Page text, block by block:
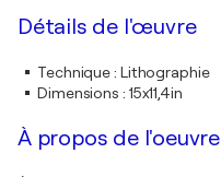
Détails de l'œuvre
Technique: Lithographie
Dimensions : 15x11,4in
À propos de l'oeuvre